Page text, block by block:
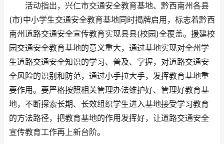
活动指出，兴仁市交通安全教育基地、黔西南州各县
(市)中小学生交通安全教育基地同时揭牌启用，标志着黔西
南州道路交通安全宣传教育实现县县(校园)全覆盖。援建校
园交通安全教育基地的意义重大，通过基地实现对全州学
生道路交通安全知识的学习、普及、掌握，对道路交通安
全风险的识别和防范，通过小手拉大手，发挥教育基地重
要作用。要严格按照相关管理办法维护好、管理好教育基
地，不断探索长期、长效组织学生进入基地接受学习教育
的方法路径，把教育基地的作用发挥好，让道路交通安全
宣传教育工作再上新台阶。